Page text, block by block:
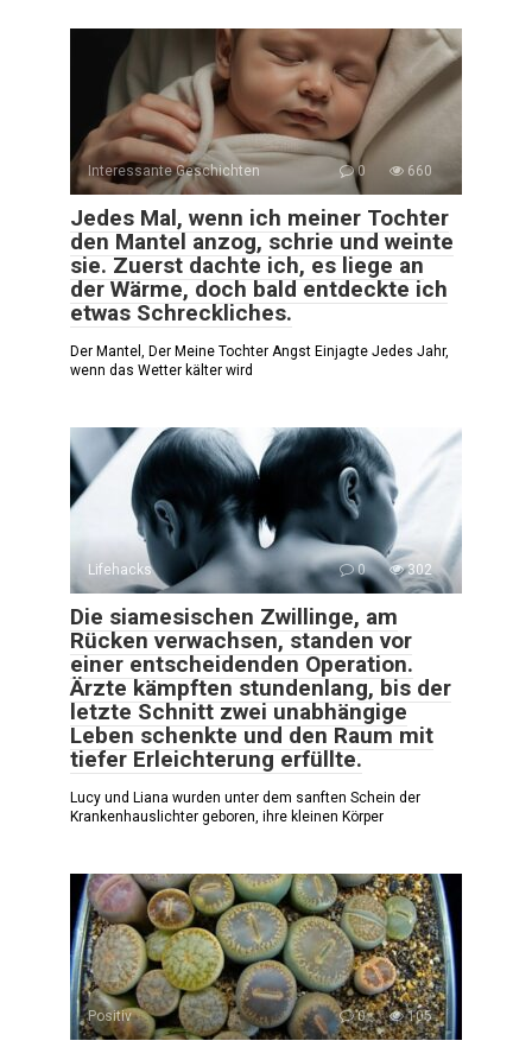
Interessante Geschichten 0 660
Jedes Mal, wenn ich meiner Tochter
den Mantel anzog, schrie und weinte
sie. Zuerst dachte ich, es liege an
der Wärme, doch bald entdeckte ich
etwas Schreckliches.
Der Mantel, Der Meine Tochter Angst Einjagte Jedes Jahr,
wenn das Wetter kälter wird
Lifehacks 0 302
Die siamesischen Zwillinge, am
Rücken verwachsen, standen vor
einer entscheidenden Operation.
Ärzte kämpften stundenlang, bis der
letzte Schnitt zwei unabhängige
Leben schenkte und den Raum mit
tiefer Erleichterung erfüllte.
Lucy und Liana wurden unter dem sanften Schein der
Krankenhauslichter geboren, ihre kleinen Körper
Positiv 0 105